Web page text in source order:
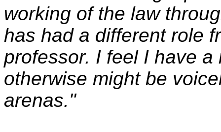
working of the law
has had a different role
professor. I feel I have
otherwise might be
arenas."